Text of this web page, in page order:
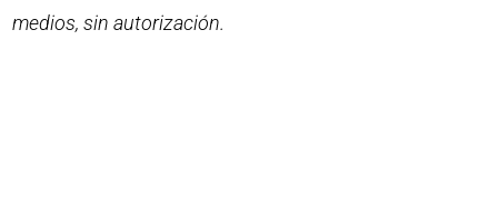
medios, sin autorización.